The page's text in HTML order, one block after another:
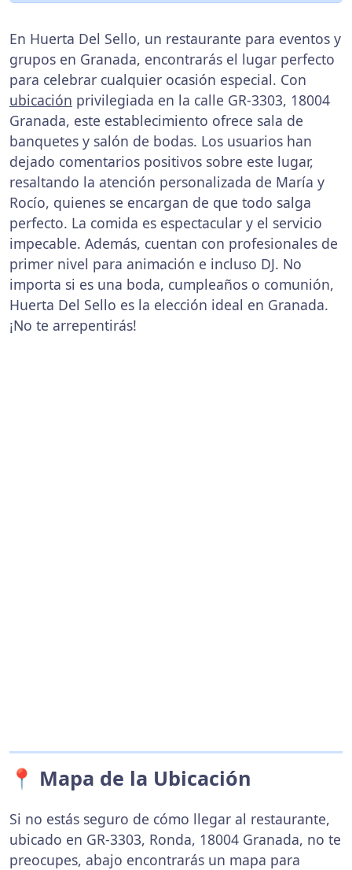
En Huerta Del Sello, un restaurante para eventos y
grupos en Granada, encontrarás el lugar perfecto
para celebrar cualquier ocasión especial. Con
ubicación privilegiada en la calle GR-3303, 18004
Granada, este establecimiento ofrece sala de
banquetes y salón de bodas. Los usuarios han
dejado comentarios positivos sobre este lugar,
resaltando la atención personalizada de María y
Rocío, quienes se encargan de que todo salga
perfecto. La comida es espectacular y el servicio
impecable. Además, cuentan con profesionales de
primer nivel para animación e incluso DJ. No
importa si es una boda, cumpleaños o comunión,
Huerta Del Sello es la elección ideal en Granada.
¡No te arrepentirás!
📍 Mapa de la Ubicación
Si no estás seguro de cómo llegar al restaurante,
ubicado en GR-3303, Ronda, 18004 Granada, no te
preocupes, abajo encontrarás un mapa para